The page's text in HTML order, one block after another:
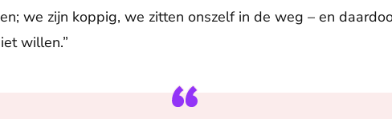
we zijn koppig, we zitten onszelf in de weg – en
willen.”